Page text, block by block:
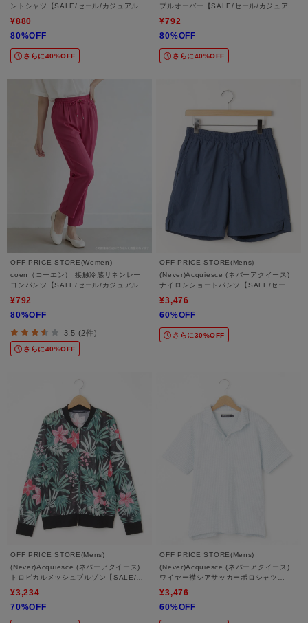
ントシャツ【SALE/セール/カジュアル/
デイリー/トレンド/ルーズシルエット/ゆ
ったり】
¥880
80%OFF
さらに40%OFF
プルオーバー【SALE/セール/カジュア
ル/デイリー/トレンド/きれいめカジュア
ル】
¥792
80%OFF
さらに40%OFF
OFF PRICE STORE(Women)
coen（コーエン） 接触冷感リネンレー
ヨンパンツ【SALE/セール/カジュアル/
ル】
¥792
80%OFF
3.5 (2件)
さらに40%OFF
OFF PRICE STORE(Mens)
(Never)Acquiesce (ネバーアクイース)
ナイロンショートパンツ【SALE/セール/
ンド/スポーティースタイル】
¥3,476
60%OFF
さらに30%OFF
OFF PRICE STORE(Mens)
(Never)Acquiesce (ネバーアクイース)
トロピカルメッシュブルゾン【SALE/セ
トレンド/ユニセックス】
¥3,234
70%OFF
OFF PRICE STORE(Mens)
(Never)Acquiesce (ネバーアクイース)
ワイヤー襟シアサッカーポロシャツ
ル/デイリー/トレンド/きれいめカジュア
ル】
¥3,476
60%OFF